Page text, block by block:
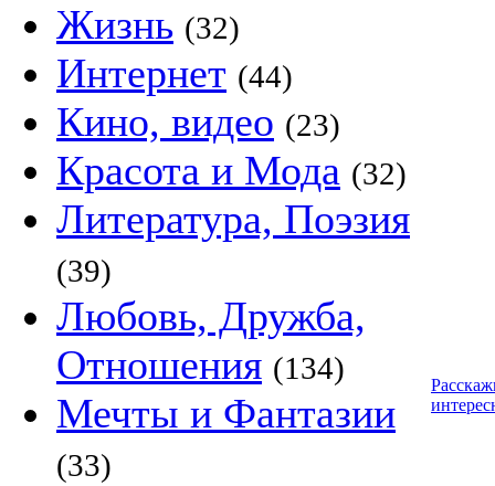
Жизнь (32)
Интернет (44)
Кино, видео (23)
Красота и Мода (32)
Литература, Поэзия
(39)
Любовь, Дружба,
Отношения (134)
Мечты и Фантазии
(33)